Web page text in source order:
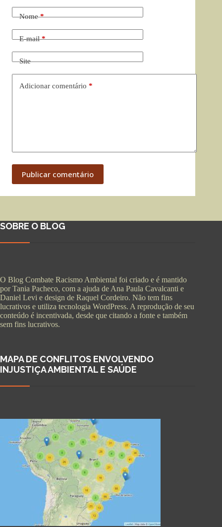
Nome*
E-mail*
Site
Adicionar comentário *
Publicar comentário
SOBRE O BLOG
O Blog Combate Racismo Ambiental foi criado e é mantido
por Tania Pacheco, com a ajuda de Ana Paula Cavalcanti e
Daniel Levi e design de Raquel Cordeiro. Não tem fins
lucrativos e utiliza tecnologia WordPress. A reprodução de seu
conteúdo é incentivada, desde que citando a fonte e também
sem fins lucrativos.
MAPA DE CONFLITOS ENVOLVENDO
INJUSTIÇA AMBIENTAL E SAÚDE